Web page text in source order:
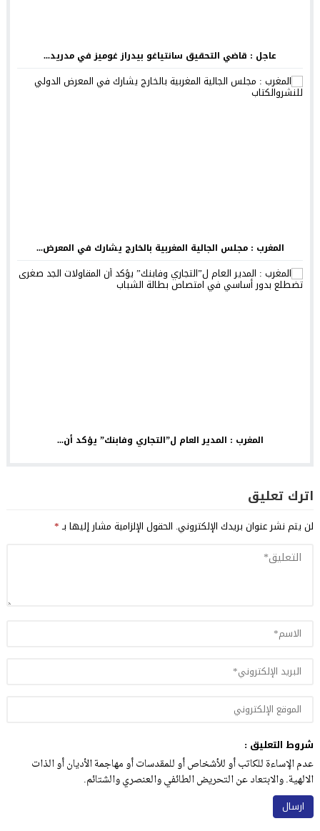
عاجل : قاضي التحقيق سانتياغو بيدراز غوميز في مدريد...
المغرب : مجلس الجالية المغربية بالخارج يشارك في المعرض...
المغرب : المدير العام ل”التجاري وفابنك” يؤكد أن...
اترك تعليق
لن يتم نشر عنوان بريدك الإلكتروني. الحقول الإلزامية مشار إليها بـ*
شروط التعليق :
عدم الإساءة للكاتب أو للأشخاص أو للمقدسات أو مهاجمة الأديان أو الذات
الالهية. والابتعاد عن التحريض الطائفي والعنصري والشتائم.